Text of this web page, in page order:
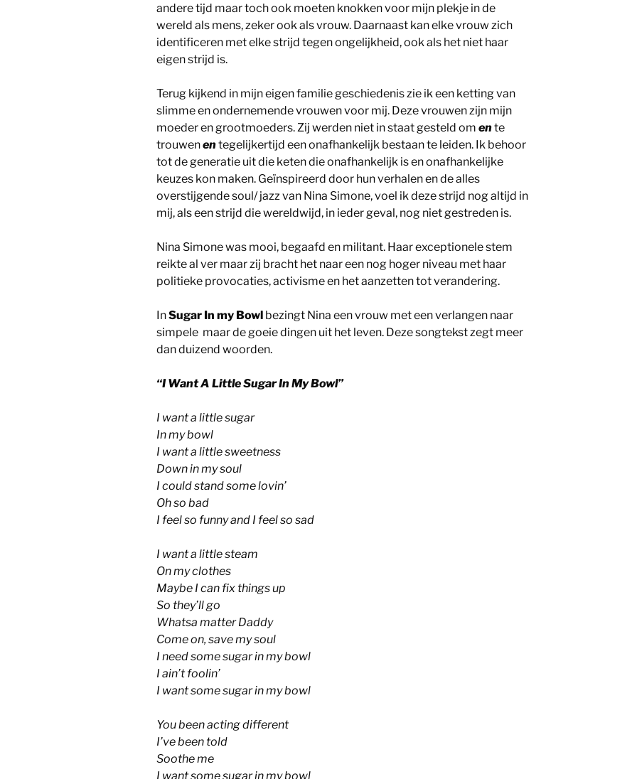
andere tijd maar toch ook moeten knokken voor mijn plekje in de
wereld als mens, zeker ook als vrouw. Daarnaast kan elke vrouw zich
identificeren met elke strijd tegen ongelijkheid, ook als het niet haar
eigen strijd is.
Terug kijkend in mijn eigen familie geschiedenis zie ik een ketting van
slimme en ondernemende vrouwen voor mij. Deze vrouwen zijn mijn
moeder en grootmoeders. Zij werden niet in staat gesteld om ente
trouwenentegelijkertijd een onafhankelijk bestaan te leiden. Ik behoor
tot de generatie uit die keten die onafhankelijk is en onafhankelijke
keuzes kon maken. Geïnspireerd door hun verhalen en de alles
overstijgende soul/ jazz van Nina Simone, voel ik deze strijd nog altijd in
mij, als een strijd die wereldwijd, in ieder geval, nog niet gestreden is.
Nina Simone was mooi, begaafd en militant. Haar exceptionele stem
reikte al ver maar zij bracht het naar een nog hoger niveau met haar
politieke provocaties, activisme en het aanzetten tot verandering.
InSugar In my Bowl bezingt Nina een vrouw met een verlangen naar
simpele maar de goeie dingen uit het leven. Deze songtekst zegt meer
dan duizend woorden.
“I Want A Little Sugar In My Bowl”
I want a little sugar
In my bowl
I want a little sweetness
Down in my soul
I could stand some lovin’
Oh so bad
I feel so funny and I feel so sad
I want a little steam
On my clothes
Maybe I can fix things up
So they’ll go
Whatsa matter Daddy
Come on, save my soul
I need some sugar in my bowl
I ain’t foolin’
I want some sugar in my bowl
You been acting different
I’ve been told
Soothe me
I want some sugar in my bowl